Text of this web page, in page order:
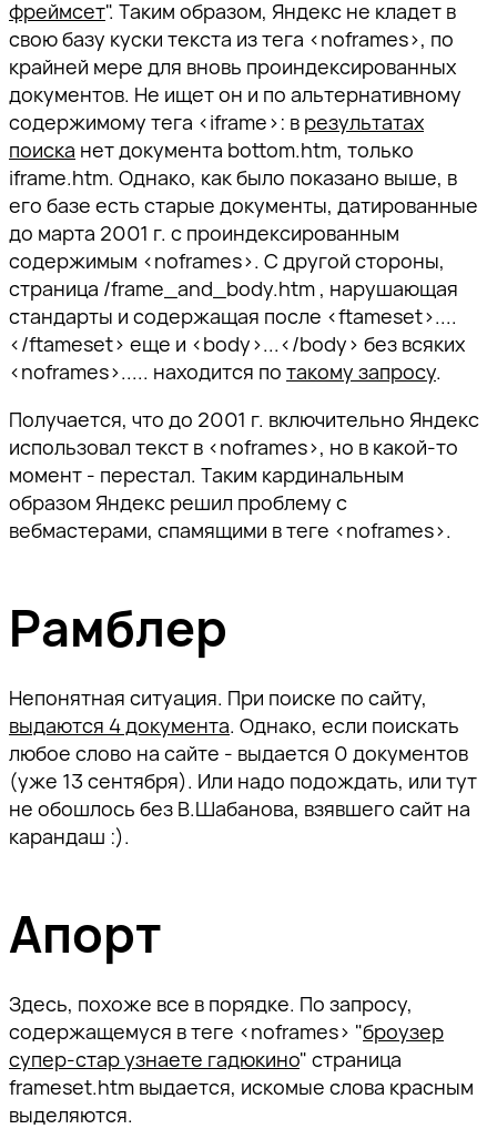
фреймсет". Таким образом, Яндекс не кладет в
свою базу куски текста из тега <noframes>, по
крайней мере для вновь проиндексированных
документов. Не ищет он и по альтернативному
содержимому тега <iframe>: в результатах
поиска нет документа bottom.htm, только
iframe.htm. Однако, как было показано выше, в
его базе есть старые документы, датированные
до марта 2001 г. с проиндексированным
содержимым <noframes>. С другой стороны,
страница /frame_and_body.htm , нарушающая
стандарты и содержащая после <ftameset>....
</ftameset> еще и <body>...</body> без всяких
<noframes>..... находится по такому запросу.
Получается, что до 2001 г. включительно Яндекс
использовал текст в <noframes>, но в какой-то
момент - перестал. Таким кардинальным
образом Яндекс решил проблему с
вебмастерами, спамящими в теге <noframes>.
Рамблер
Непонятная ситуация. При поиске по сайту,
выдаются 4 документа. Однако, если поискать
любое слово на сайте - выдается 0 документов
(уже 13 сентября). Или надо подождать, или тут
не обошлось без В.Шабанова, взявшего сайт на
карандаш :).
Апорт
Здесь, похоже все в порядке. По запросу,
содержащемуся в теге <noframes> "броузер
супер-стар узнаете гадюкино" страница
frameset.htm выдается, искомые слова красным
выделяются.